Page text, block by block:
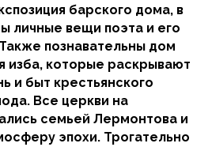
барского дома, в
личные вещи поэта и его
познавательны дом
изба, которые раскрывают
и быт крестьянского
Все церкви на
семьей Лермонтова и
эпохи. Трогательно